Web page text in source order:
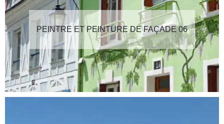
PEINTRE ET PEINTURE DE FAÇADE 06